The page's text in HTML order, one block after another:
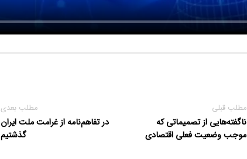
مطلب قبلی
ناگفته‌هایی از تصمیماتی که
موجب وضعیت فعلی اقتصادی
مطلب بعدی
در تفاهم‌نامه از غرامت ملت ایران
گذشتیم